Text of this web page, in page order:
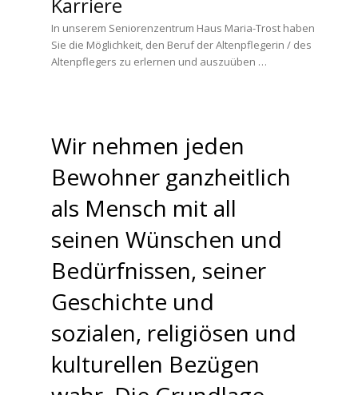
In unserem Seniorenzentrum Haus Maria-Trost haben
Sie die Möglichkeit, den Beruf der Altenpflegerin / des
Altenpflegers zu erlernen und auszuüben …
Wir nehmen jeden
Bewohner ganzheitlich
als Mensch mit all
seinen Wünschen und
Bedürfnissen, seiner
Geschichte und
sozialen, religiösen und
kulturellen Bezügen